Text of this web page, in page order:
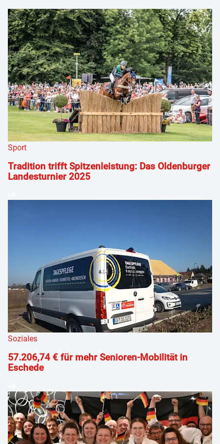
Sport
Tradition trifft Spitzenleistung: Das Oldenburger
Landesturnier 2025
Soziales
57.206,74 € für mehr Senioren-Mobilität in
Eschede